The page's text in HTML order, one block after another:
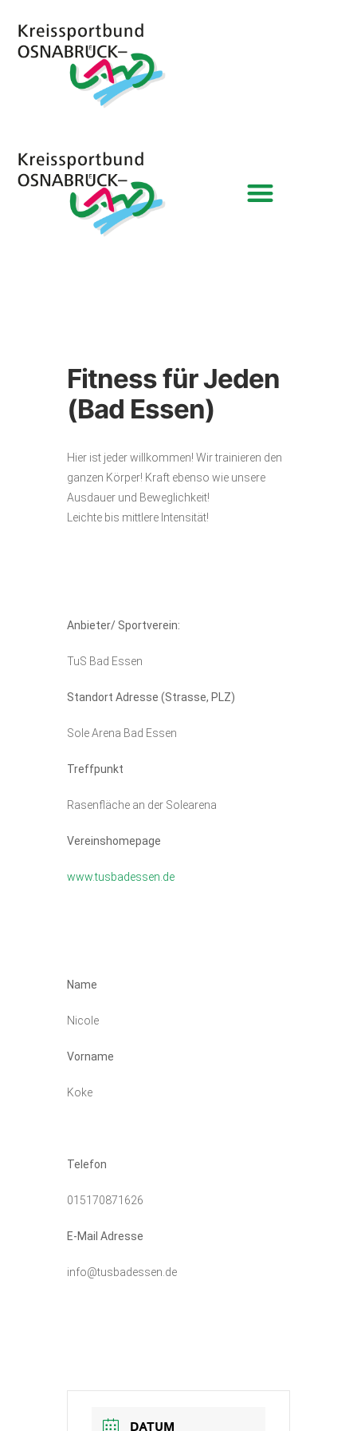
Fitness für Jeden
(Bad Essen)
Hier ist jeder willkommen! Wir trainieren den
ganzen Körper! Kraft ebenso wie unsere
Ausdauer und Beweglichkeit!
Leichte bis mittlere Intensität!
Anbieter/ Sportverein:
TuS Bad Essen
Standort Adresse (Strasse, PLZ)
Sole Arena Bad Essen
Treffpunkt
Rasenfläche an der Solearena
Vereinshomepage
www.tusbadessen.de
Name
Nicole
Vorname
Koke
Telefon
015170871626
E-Mail Adresse
info@tusbadessen.de